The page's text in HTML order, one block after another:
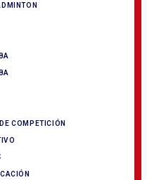
COMPETICIÓN